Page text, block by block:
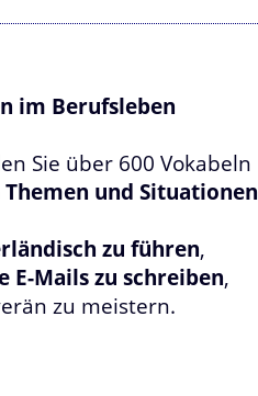
im Berufsleben
Sie über 600 Vokabeln
und Situationen
zu führen,
E-Mails zu schreiben,
zu meistern.